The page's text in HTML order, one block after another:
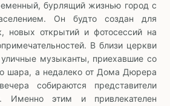
бурлящий жизнью город с
Он будто создан для
новых открытий и фотосессий на
В близи церкви
музыканты, приехавшие со
шара, а недалеко от Дома Дюрера
собираются представители
Именно этим и привлекателен